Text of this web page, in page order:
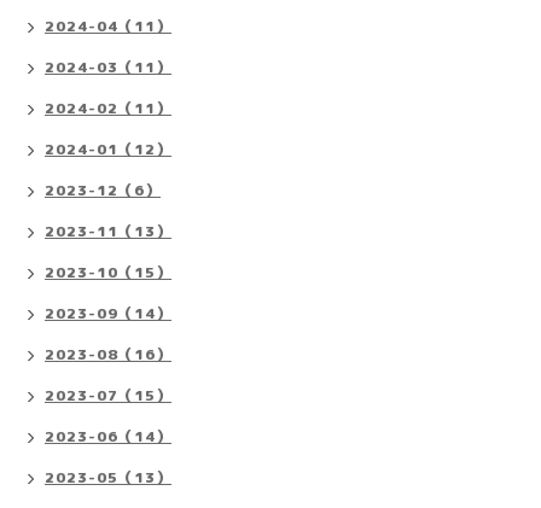
2024-04（11）
2024-03（11）
2024-02（11）
2024-01（12）
2023-12（6）
2023-11（13）
2023-10（15）
2023-09（14）
2023-08（16）
2023-07（15）
2023-06（14）
2023-05（13）